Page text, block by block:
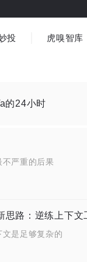
投 虎嗅智库
的24小时
严重的后果
思路：逆练上下文
是足够复杂的